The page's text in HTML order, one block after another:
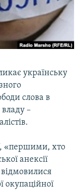
українську
слова в
–
«першими, хто
анексії
відмовилися
окупаційної